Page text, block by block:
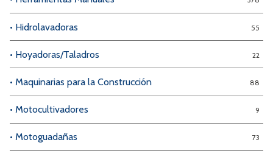
• Hidrolavadoras 55
• Hoyadoras/Taladros 22
• Maquinarias para la Construcción 88
• Motocultivadores 9
• Motoguadañas 73